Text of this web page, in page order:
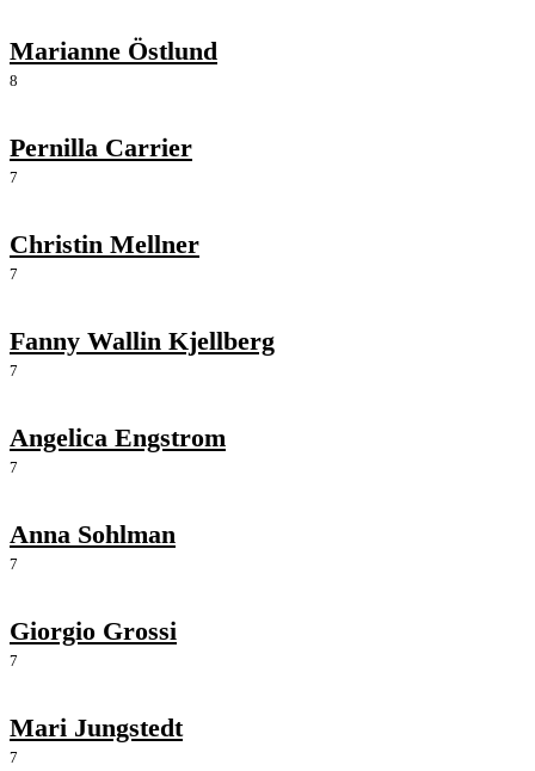
Marianne Östlund
8
Pernilla Carrier
7
Christin Mellner
7
Fanny Wallin Kjellberg
7
Angelica Engstrom
7
Anna Sohlman
7
Giorgio Grossi
7
Mari Jungstedt
7